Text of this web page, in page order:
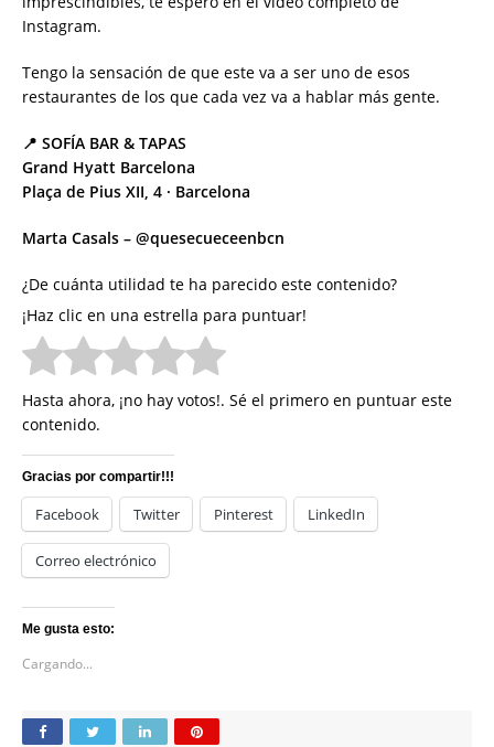
Instagram.
Tengo la sensación de que este va a ser uno de esos
restaurantes de los que cada vez va a hablar más gente.
📍 SOFÍA BAR & TAPAS
Grand Hyatt Barcelona
Plaça de Pius XII, 4 · Barcelona
Marta Casals – @quesecueceenbcn
¿De cuánta utilidad te ha parecido este contenido?
¡Haz clic en una estrella para puntuar!
Hasta ahora, ¡no hay votos!. Sé el primero en puntuar este
contenido.
Gracias por compartir!!!
Facebook Twitter Pinterest LinkedIn
Correo electrónico
Me gusta esto:
Cargando...